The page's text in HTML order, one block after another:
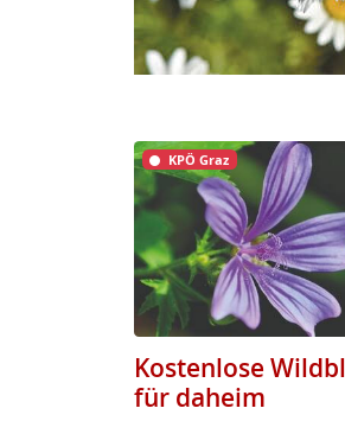
KPÖ Graz
Kostenlose
für daheim